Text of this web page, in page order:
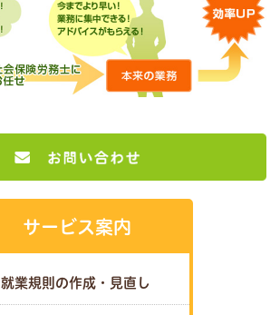
サービス案内
就業規則の作成・見直し